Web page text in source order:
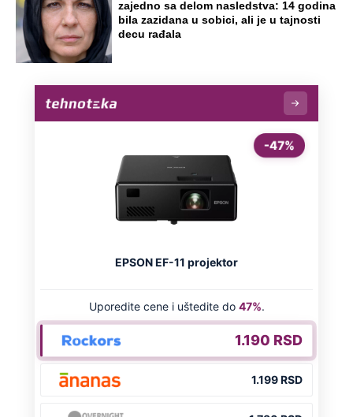
zajedno sa delom nasledstva: 14 godina
bila zazidana u sobici, ali je u tajnosti
decu rađala